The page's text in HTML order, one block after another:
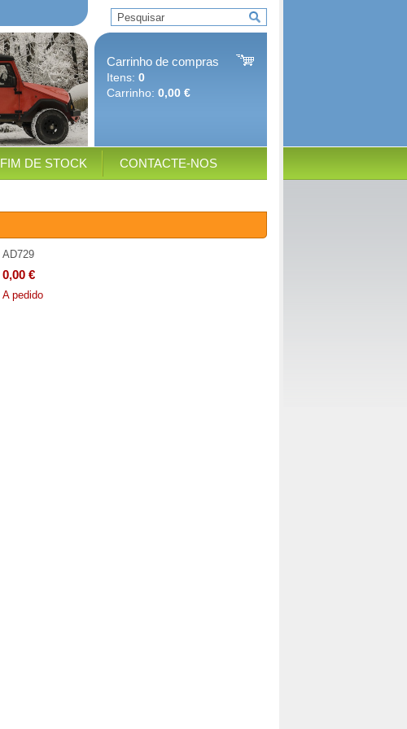
Carrinho de compras
Itens: 0
Carrinho: 0,00 €
FIM DE STOCK CONTACTE-NOS
AD729
0,00 €
A pedido